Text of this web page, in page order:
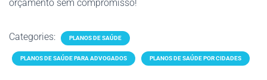
orçamento sem compromisso!
Categories: PLANOS DE SAÚDE
PLANOS DE SAÚDE PARA ADVOGADOS PLANOS DE SAÚDE POR CIDADES